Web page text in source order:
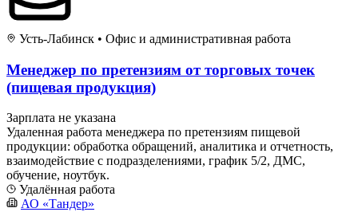
Усть-Лабинск • Офис и административная работа
Менеджер по претензиям от торговых точек
(пищевая продукция)
Зарплата не указана
Удаленная работа менеджера по претензиям пищевой
продукции: обработка обращений, аналитика и отчетность,
взаимодействие с подразделениями, график 5/2, ДМС,
обучение, ноутбук.
Удалённая работа
АО «Тандер»